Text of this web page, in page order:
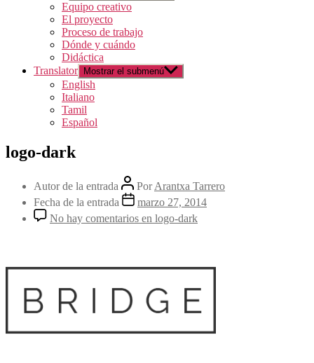
Equipo creativo
El proyecto
Proceso de trabajo
Dónde y cuándo
Didáctica
Translator
Mostrar el submenú
English
Italiano
Tamil
Español
logo-dark
Autor de la entrada PorArantxa Tarrero
Fecha de la entrada
marzo 27, 2014
No hay comentarios en logo-dark